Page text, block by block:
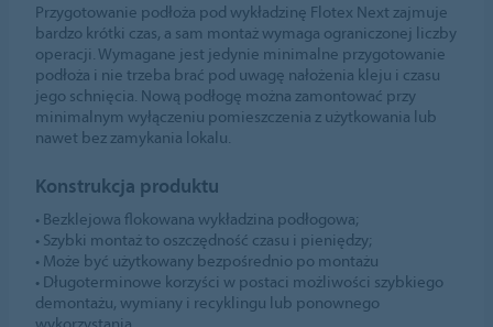
Przygotowanie podłoża pod wykładzinę Flotex Next zajmuje
bardzo krótki czas, a sam montaż wymaga ograniczonej liczby
operacji. Wymagane jest jedynie minimalne przygotowanie
podłoża i nie trzeba brać pod uwagę nałożenia kleju i czasu
jego schnięcia. Nową podłogę można zamontować przy
minimalnym wyłączeniu pomieszczenia z użytkowania lub
nawet bez zamykania lokalu.
Konstrukcja produktu
• Bezklejowa flokowana wykładzina podłogowa;
• Szybki montaż to oszczędność czasu i pieniędzy;
• Może być użytkowany bezpośrednio po montażu
• Długoterminowe korzyści w postaci możliwości szybkiego
demontażu, wymiany i recyklingu lub ponownego